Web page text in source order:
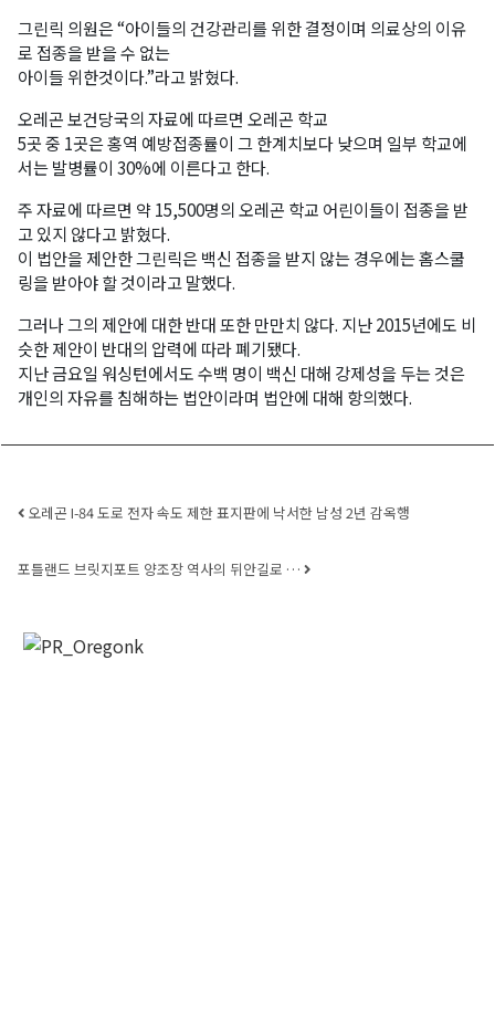
그린릭 의원은 “아이들의 건강관리를 위한 결정이며 의료상의 이유
로 접종을 받을 수 없는
아이들 위한것이다.”라고 밝혔다.
오레곤 보건당국의 자료에 따르면 오레곤 학교
5곳 중 1곳은 홍역 예방접종률이 그 한계치보다 낮으며 일부 학교에
서는 발병률이 30%에 이른다고 한다.
주 자료에 따르면 약 15,500명의 오레곤 학교 어린이들이 접종을 받
고 있지 않다고 밝혔다.
이 법안을 제안한 그린릭은 백신 접종을 받지 않는 경우에는 홈스쿨
링을 받아야 할 것이라고 말했다.
그러나 그의 제안에 대한 반대 또한 만만치 않다. 지난 2015년에도 비
슷한 제안이 반대의 압력에 따라 폐기됐다.
지난 금요일 워싱턴에서도 수백 명이 백신 대해 강제성을 두는 것은
개인의 자유를 침해하는 법안이라며 법안에 대해 항의했다.
Post navigation
오레곤 I-84 도로 전자 속도 제한 표지판에 낙서한 남성 2년 감옥행
포틀랜드 브릿지포트 양조장 역사의 뒤안길로 …